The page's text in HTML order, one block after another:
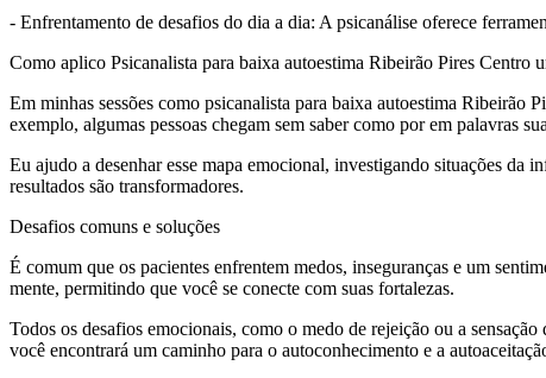
- Enfrentamento de desafios do dia a dia: A psicanálise oferece
Como aplico Psicanalista para baixa autoestima Ribeirão Pires Centro
Em minhas sessões como psicanalista para baixa autoestima Ribeirão
exemplo, algumas pessoas chegam sem saber como por em palavras
Eu ajudo a desenhar esse mapa emocional, investigando situações da
resultados são transformadores.
Desafios comuns e soluções
É comum que os pacientes enfrentem medos, inseguranças e um
mente, permitindo que você se conecte com suas fortalezas.
Todos os desafios emocionais, como o medo de rejeição ou a
você encontrará um caminho para o autoconhecimento e a